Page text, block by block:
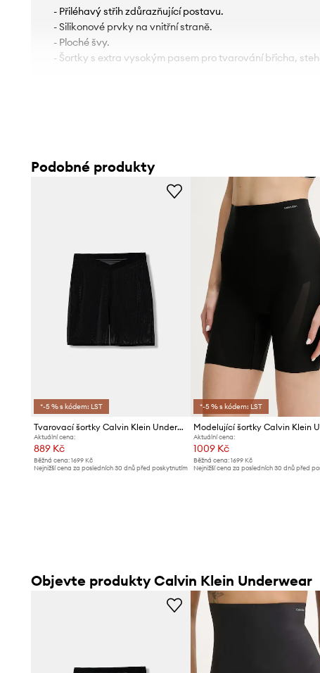
- Přiléhavý střih zdůrazňující postavu.
- Silikonové prvky na vnitřní straně.
- Ploché švy.
- Šortky s extra vysokým pasem pro tvarování břicha,
Podobné produkty
*-5 % s kódem: LST
Tvarovací šortky Calvin Klein Underwear
Aktuální cena:
889 Kč
Běžná cena: 1699 Kč
Nejnižší cena za posledních 30 dnů před poskytnutím
*-5 % s kódem: LST
Aktuální cena:
1009 Kč
Běžná cena:1699 Kč
Nejnižší cena za posledních 30 dnů před
Objevte produkty Calvin Klein Underwear